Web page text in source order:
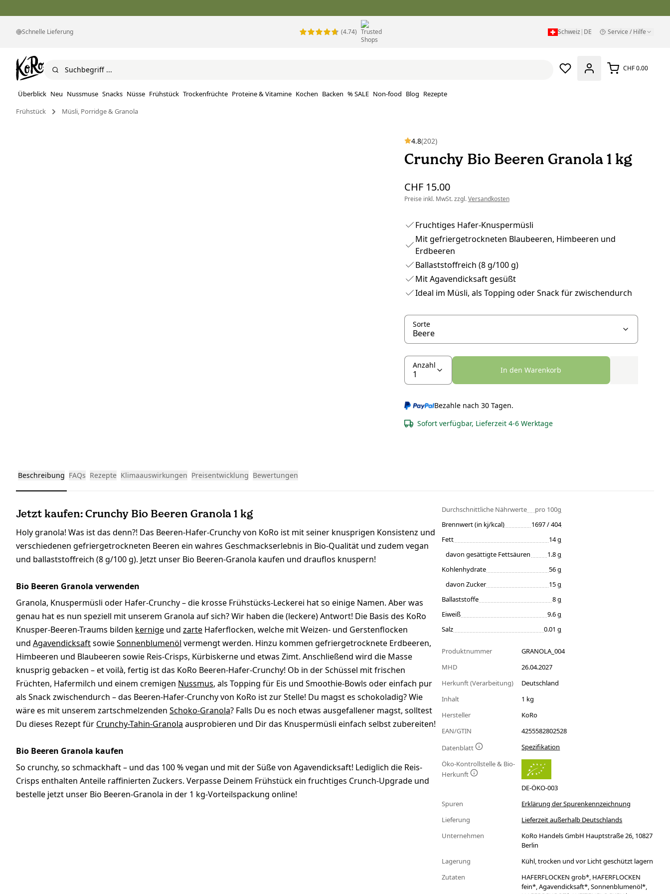
Schnelle Lieferung (4.74) Schweiz | DE Service / Hilfe
CHF 0.00
Überblick Neu Nussmuse Snacks Nüsse Frühstück Trockenfrüchte Proteine ​​& Vitamine Kochen Backen % SALE Non-food Blog Rezepte
Frühstück
Müsli, Porridge & Granola
4.8(202)
Crunchy Bio Beeren Granola 1 kg
CHF 15.00
Preise inkl. MwSt. zzgl.Versandkosten
Fruchtiges Hafer-Knuspermüsli
Mit gefriergetrockneten Blaubeeren, Himbeeren und
Erdbeeren
Ballaststoffreich (8 g/100 g)
Mit Agavendicksaft gesüßt
Ideal im Müsli, als Topping oder Snack für zwischendurch
Sorte
Anzahl
In den Warenkorb
Bezahle nach 30 Tagen.
Sofort verfügbar, Lieferzeit 4-6 Werktage
Beschreibung FAQs Rezepte Klimaauswirkungen Preisentwicklung Bewertungen
Jetzt kaufen: Crunchy Bio Beeren Granola 1 kg
Holy granola! Was ist das denn?! Das Beeren-Hafer-Crunchy von KoRo ist mit seiner knusprigen Konsistenz und
verschiedenen gefriergetrockneten Beeren ein wahres Geschmackserlebnis in Bio-Qualität und zudem vegan
und ballaststoffreich (8 g/100 g). Jetzt unser Bio Beeren-Granola kaufen und drauflos knuspern!
Bio Beeren Granola verwenden
Granola, Knuspermüsli oder Hafer-Crunchy – die krosse Frühstücks-Leckerei hat so einige Namen. Aber was
genau hat es nun speziell mit unserem Granola auf sich? Wir haben die (leckere) Antwort! Die Basis des KoRo
Knusper-Beeren-Traums bilden kernige und zarte Haferflocken, welche mit Weizen- und Gerstenflocken
und AgavendicksaftsowieSonnenblumenöl vermengt werden. Hinzu kommen gefriergetrocknete Erdbeeren,
Himbeeren und Blaubeeren sowie Reis-Crisps, Kürbiskerne und etwas Zimt. Anschließend wird die Masse
knusprig gebacken – et voilà, fertig ist das KoRo Beeren-Hafer-Crunchy! Ob in der Schüssel mit frischen
Früchten, Hafermilch und einem cremigen Nussmus, als Topping für Eis und Smoothie-Bowls oder einfach pur
als Snack zwischendurch – das Beeren-Hafer-Crunchy von KoRo ist zur Stelle! Du magst es schokoladig? Wie
wäre es mit unserem zartschmelzenden Schoko-Granola? Falls Du es noch etwas ausgefallener magst, solltest
Du dieses Rezept für Crunchy-Tahin-Granola ausprobieren und Dir das Knuspermüsli einfach selbst zubereiten!
Bio Beeren Granola kaufen
So crunchy, so schmackhaft – und das 100 % vegan und mit der Süße von Agavendicksaft! Lediglich die Reis-
Crisps enthalten Anteile raffinierten Zuckers. Verpasse Deinem Frühstück ein fruchtiges Crunch-Upgrade und
bestelle jetzt unser Bio Beeren-Granola in der 1 kg-Vorteilspackung online!
Durchschnittliche Nährwerte
pro 100g
Brennwert (in kj/kcal)
1697 / 404
Fett
14 g
davon gesättigte Fettsäuren
1.8 g
Kohlenhydrate
56 g
davon Zucker
15 g
Ballaststoffe
8 g
Eiweiß
9.6 g
Salz
0.01 g
Produktnummer
GRANOLA_004
MHD
26.04.2027
Herkunft (Verarbeitung)
Deutschland
Inhalt
1 kg
Hersteller
KoRo
EAN/GTIN
4255582802528
Datenblatt
Spezifikation
Öko-Kontrollstelle & Bio-
Herkunft
DE-ÖKO-003
Spuren
Erklärung der Spurenkennzeichnung
Lieferung
Lieferzeit außerhalb Deutschlands
Unternehmen
KoRo Handels GmbH Hauptstraße 26, 10827
Berlin
Lagerung
Kühl, trocken und vor Licht geschützt lagern
Zutaten
HAFERFLOCKEN grob*, HAFERFLOCKEN
fein*, Agavendicksaft*, Sonnenblumenöl*,